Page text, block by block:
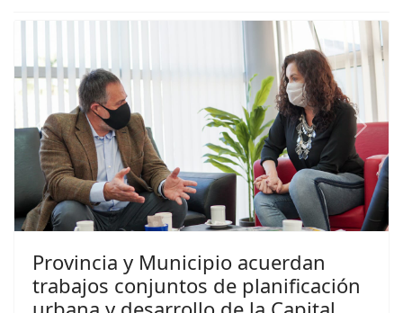
Previous Next
Provincia y Municipio acuerdan
trabajos conjuntos de planificación